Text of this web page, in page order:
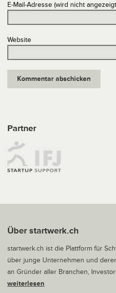
E-Mail-Adresse (wird nicht
Website
Partner
Über startwerk.ch
startwerk.ch ist die Plattform für
über junge Unternehmen und
an Gründer aller Branchen,
weiterlesen